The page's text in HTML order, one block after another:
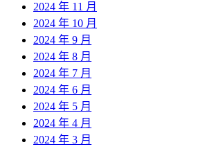
2024 年 11 月
2024 年 10 月
2024 年 9 月
2024 年 8 月
2024 年 7 月
2024 年 6 月
2024 年 5 月
2024 年 4 月
2024 年 3 月